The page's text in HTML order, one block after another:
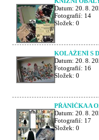
Datum: 20. 8.
Fotografií: 14
Složek: 0
KOLÁŽENÍ S
Datum: 20. 8.
Fotografií: 16
Složek: 0
PŘÁNÍČKA A
Datum: 20. 8.
Fotografií: 17
Složek: 0